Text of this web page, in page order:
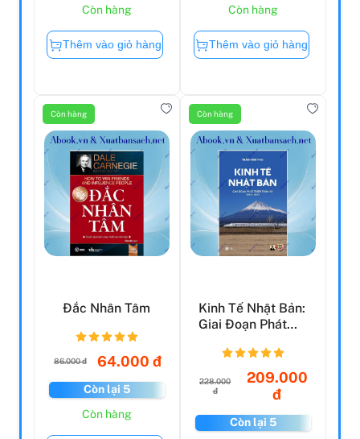
Còn hàng
Thêm vào giỏ hàng
Còn hàng
Thêm vào giỏ hàng
Còn hàng
Đắc Nhân Tâm
86.000 đ 64.000 đ
Còn lại 5
Còn hàng
Còn hàng
Kinh Tế Nhật Bản:
Giai Đoạn Phát
195...
228.000
đ
209.000
đ
Còn lại 5